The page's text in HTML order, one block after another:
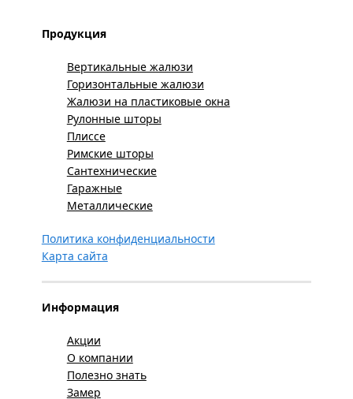
Продукция
Вертикальные жалюзи
Горизонтальные жалюзи
Жалюзи на пластиковые окна
Рулонные шторы
Плиссе
Римские шторы
Сантехнические
Гаражные
Металлические
Политика конфиденциальности
Карта сайта
Информация
Акции
О компании
Полезно знать
Замер